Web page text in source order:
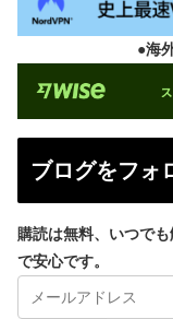
●海
ブログをフォ
購読は無料、いつで
で安心です。